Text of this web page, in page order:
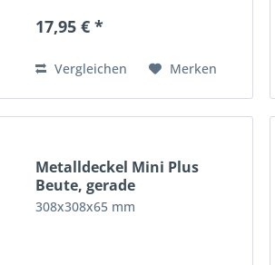
17,95 € *
Vergleichen Merken
Metalldeckel Mini Plus
Beute, gerade
308x308x65 mm